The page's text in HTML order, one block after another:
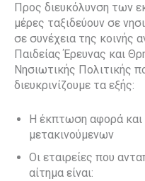
Προς διευκόλυνση των
μέρες ταξιδεύουν σε
σε συνέχεια της κοινής
Παιδείας Έρευνας και
Νησιωτικής Πολιτικής
διευκρινίζουμε τα εξής:
Η έκπτωση αφορά
μετακινούμενων
Οι εταιρείες που
αίτημα είναι: